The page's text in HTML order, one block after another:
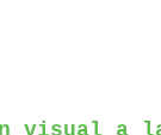
visual a